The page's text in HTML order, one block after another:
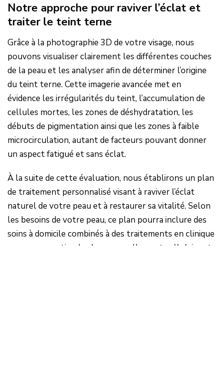
Notre approche pour raviver l’éclat et
traiter le teint terne
Grâce à la photographie 3D de votre visage, nous
pouvons visualiser clairement les différentes couches
de la peau et les analyser afin de déterminer l’origine
du teint terne. Cette imagerie avancée met en
évidence les irrégularités du teint, l’accumulation de
cellules mortes, les zones de déshydratation, les
débuts de pigmentation ainsi que les zones à faible
microcirculation, autant de facteurs pouvant donner
un aspect fatigué et sans éclat.
À la suite de cette évaluation, nous établirons un plan
de traitement personnalisé visant à raviver l’éclat
naturel de votre peau et à restaurer sa vitalité. Selon
les besoins de votre peau, ce plan pourra inclure des
soins à domicile combinés à des traitements en clinique
conçus pour stimuler le renouvellement cellulaire et